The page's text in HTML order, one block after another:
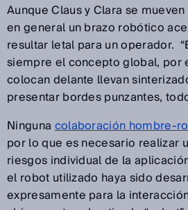
Aunque Claus y Clara se
en general un brazo robótico
resultar letal para un operador.
siempre el concepto global, por
colocan delante llevan
presentar bordes punzantes,
Ningunacolaboración hombre-
por lo que es necesario realizar
riesgos individual de la
el robot utilizado haya sido
expresamente para la